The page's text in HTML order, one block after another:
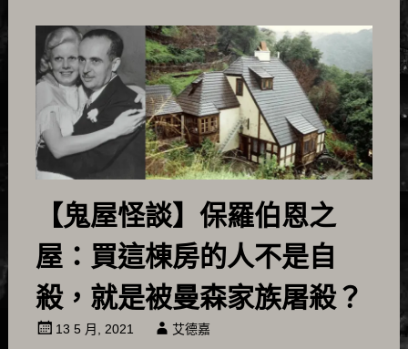
【鬼屋怪談】保羅伯恩之
屋：買這棟房的人不是自
殺，就是被曼森家族屠殺？
13 5 月, 2021 艾德嘉